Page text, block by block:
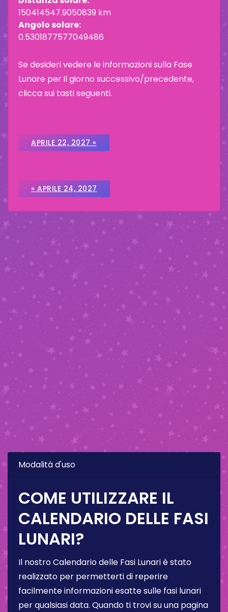
150414547.9050839 km
Angolo solare:
0.5301877577049486
Se desideri vedere le informazioni sulla Fase
Lunare per il giorno successivo/precedente,
clicca sui tasti seguenti.
APRILE 22, 2027 «
» APRILE 24, 2027
Modalità d'uso
COME UTILIZZARE IL
CALENDARIO DELLE FASI
LUNARI?
Il nostro Calendario delle Fasi Lunari è stato
realizzato per permetterti di reperire
facilmente informazioni esatte sulle fasi lunari
per qualsiasi data. Quando ti trovi su una pagina